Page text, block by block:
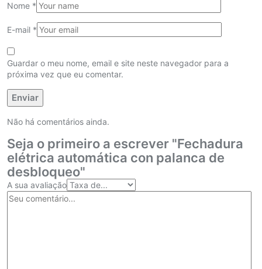
Nome *
E-mail *
Guardar o meu nome, email e site neste navegador para a
próxima vez que eu comentar.
Não há comentários ainda.
Seja o primeiro a escrever "Fechadura
elétrica automática con palanca de
desbloqueo"
A sua avaliação